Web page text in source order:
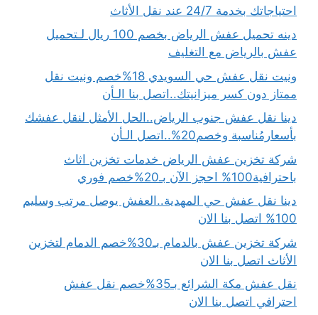
احتياجاتك بخدمة 24/7 عند نقل الأثاث
دينه تحميل عفش الرياض بخصم 100 ريال لـتحميل
عفش بالرياض مع التغليف
ونيت نقل عفش حي السويدي 18%خصم ونيت نقل
ممتاز دون كسر ميزانيتك..اتصل بنا الـأن
دينا نقل عفش جنوب الرياض..الحل الأمثل لنقل عفشك
بأسعارمُناسبة وخصم20%..اتصل الـأن
شركة تخزين عفش الرياض خدمات تخزين اثاث
باحترافية100% احجز الآن بـ20%خصم فوري
دينا نقل عفش حي المهدية..العفش يوصل مرتب وسليم
100% اتصل بنا الان
شركة تخزين عفش بالدمام بـ30%خصم الدمام لتخزين
الأثاث اتصل بنا الان
نقل عفش مكة الشرائع بـ35%خصم نقل عفش
احترافي اتصل بنا الان